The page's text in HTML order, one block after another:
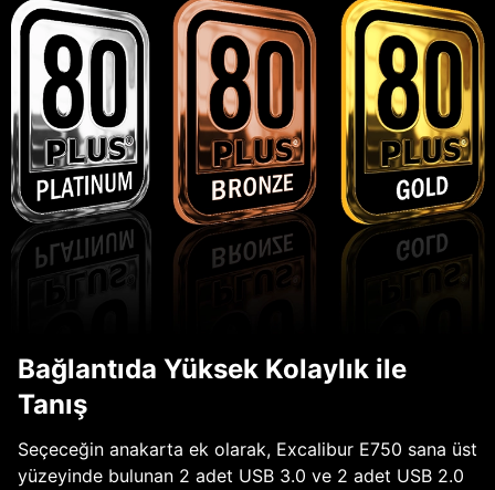
Bağlantıda Yüksek Kolaylık ile
Tanış
Seçeceğin anakarta ek olarak, Excalibur E750 sana üst
yüzeyinde bulunan 2 adet USB 3.0 ve 2 adet USB 2.0